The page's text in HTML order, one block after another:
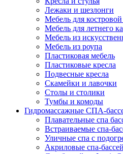
Лежаки и шезлонги
Мебель для
Мебель для летнего
Мебель из
Мебель из роупа
Пластиковая мебель
Пластиковые кресла
Подвесные кресла
Скамейки и лавочки
Столы и столики
Тумбы и комоды
Гидромассажные СПА-
Плавательные спа
Встраиваемые спа-
Уличные спа с
Акриловые спа-